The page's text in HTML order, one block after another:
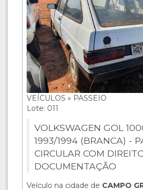
VEÍCULOS » PASSEIO
Lote: 011
VOLKSWAGEN GOL
1993/1994 (BRANCA) -
CIRCULAR COM
DOCUMENTAÇÃO
Veículo na cidade de CAMPO